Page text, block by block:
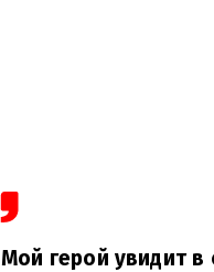
Мой герой увидит